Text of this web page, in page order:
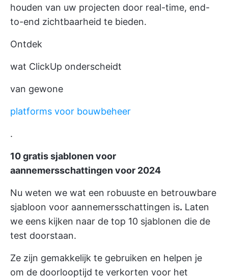
houden van uw projecten door real-time, end-
to-end zichtbaarheid te bieden.
Ontdek
wat ClickUp onderscheidt
van gewone
platforms voor bouwbeheer
.
10 gratis sjablonen voor
aannemersschattingen voor 2024
Nu weten we wat een robuuste en betrouwbare
sjabloon voor aannemersschattingen is. Laten
we eens kijken naar de top 10 sjablonen die de
test doorstaan.
Ze zijn gemakkelijk te gebruiken en helpen je
om de doorlooptijd te verkorten voor het